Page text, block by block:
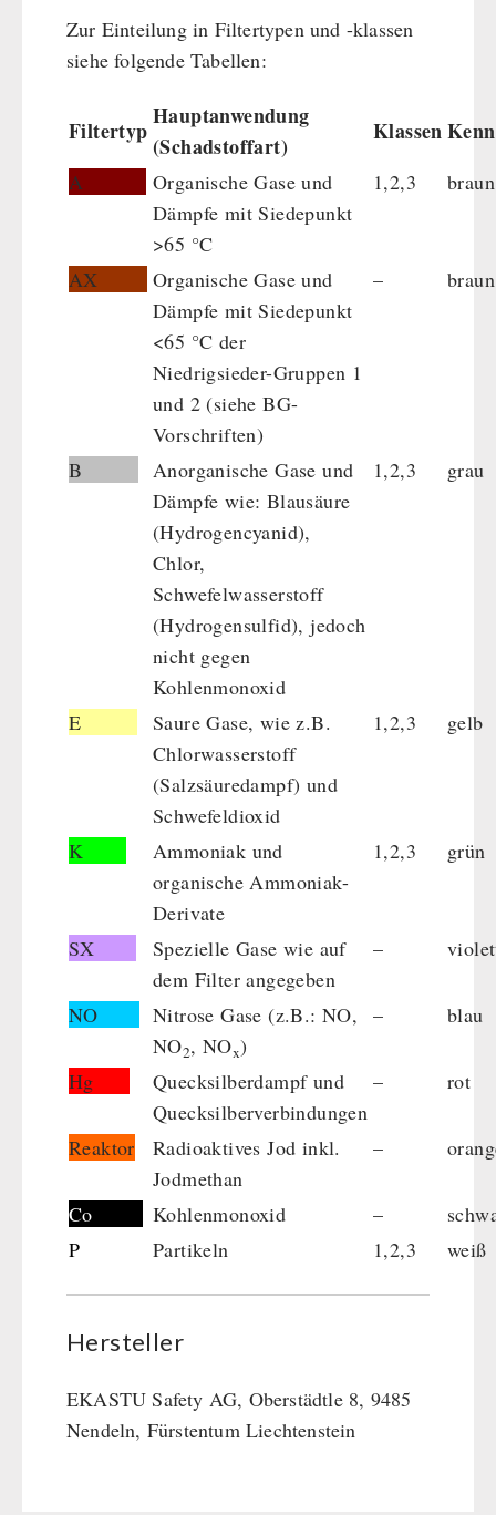
Zur Einteilung in Filtertypen und -klassen
siehe folgende Tabellen:
Filtertyp
Hauptanwendung
(Schadstoffart)
Klassen
A
Organische Gase und
Dämpfe mit Siedepunkt
>65 °C
1,2,3 braun
AX
Organische Gase und
Dämpfe mit Siedepunkt
<65 °C der
Niedrigsieder-Gruppen 1
und 2 (siehe BG-
Vorschriften)
– braun
B
Anorganische Gase und
Dämpfe wie: Blausäure
(Hydrogencyanid),
Chlor,
Schwefelwasserstoff
(Hydrogensulfid), jedoch
nicht gegen
Kohlenmonoxid
1,2,3 grau
E
Saure Gase, wie z.B.
Chlorwasserstoff
(Salzsäuredampf) und
Schwefeldioxid
1,2,3 gelb
K
Ammoniak und
organische Ammoniak-
Derivate
1,2,3 grün
SX
Spezielle Gase wie auf
dem Filter angegeben
–
NO
Nitrose Gase (z.B.: NO,
NO2, NOx)
– blau
Hg
Quecksilberdampf und
Quecksilberverbindungen
– rot
Reaktor
Radioaktives Jod inkl.
Jodmethan
–
Co Kohlenmonoxid –
P
Partikeln 1,2,3 weiß
Hersteller
EKASTU Safety AG, Oberstädtle 8, 9485
Nendeln, Fürstentum Liechtenstein